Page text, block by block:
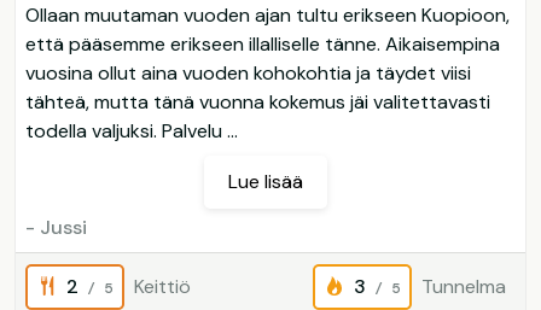
Ollaan muutaman vuoden ajan tultu erikseen Kuopioon,
että pääsemme erikseen illalliselle tänne. Aikaisempina
vuosina ollut aina vuoden kohokohtia ja täydet viisi
tähteä, mutta tänä vuonna kokemus jäi valitettavasti
todella valjuksi. Palvelu ...
Lue lisää
- Jussi
2 / 5 Keittiö 3 / 5 Tunnelma